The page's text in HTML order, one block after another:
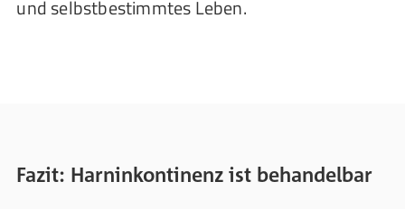
und selbstbestimmtes Leben.
Fazit: Harninkontinenz ist behandelbar